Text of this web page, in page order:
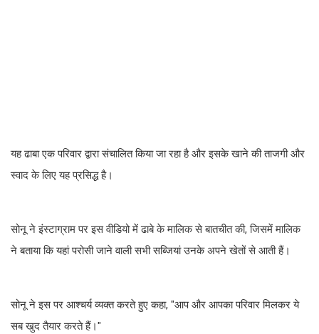
यह ढाबा एक परिवार द्वारा संचालित किया जा रहा है और इसके खाने की ताजगी और
स्वाद के लिए यह प्रसिद्ध है।
सोनू ने इंस्टाग्राम पर इस वीडियो में ढाबे के मालिक से बातचीत की, जिसमें मालिक
ने बताया कि यहां परोसी जाने वाली सभी सब्जियां उनके अपने खेतों से आती हैं।
सोनू ने इस पर आश्चर्य व्यक्त करते हुए कहा, "आप और आपका परिवार मिलकर ये
सब खुद तैयार करते हैं।"